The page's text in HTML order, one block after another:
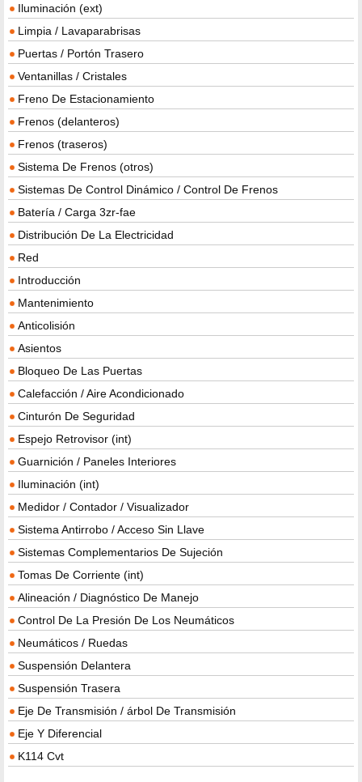
Iluminación (ext)
Limpia / Lavaparabrisas
Puertas / Portón Trasero
Ventanillas / Cristales
Freno De Estacionamiento
Frenos (delanteros)
Frenos (traseros)
Sistema De Frenos (otros)
Sistemas De Control Dinámico / Control De Frenos
Batería / Carga 3zr-fae
Distribución De La Electricidad
Red
Introducción
Mantenimiento
Anticolisión
Asientos
Bloqueo De Las Puertas
Calefacción / Aire Acondicionado
Cinturón De Seguridad
Espejo Retrovisor (int)
Guarnición / Paneles Interiores
Iluminación (int)
Medidor / Contador / Visualizador
Sistema Antirrobo / Acceso Sin Llave
Sistemas Complementarios De Sujeción
Tomas De Corriente (int)
Alineación / Diagnóstico De Manejo
Control De La Presión De Los Neumáticos
Neumáticos / Ruedas
Suspensión Delantera
Suspensión Trasera
Eje De Transmisión / árbol De Transmisión
Eje Y Diferencial
K114 Cvt